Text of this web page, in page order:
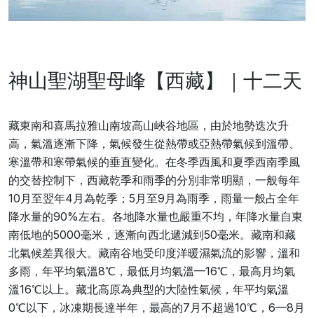
神山聖湖聖母峰【西藏】｜十二天
藏東南和喜馬拉雅山南坡高山峽谷地區，由於地勢迭次升
高，氣溫逐漸下降，氣候發生從熱帶或亞熱帶氣候到溫帶、
寒溫帶和寒帶氣候的垂直變化。在冬季西風和夏季西南季風
的交替控制下，西藏乾季和雨季的分別非常明顯，一般每年
10月至翌年4月為乾季；5月至9月為雨季，雨量一般占全年
降水量的90%左右。各地降水量也嚴重不均，年降水量自東
南低地的5000毫米，逐漸向西北遞減到50毫米。藏南和藏
北氣候差異很大。藏南谷地受印度洋暖濕氣流的影響，溫和
多雨，年平均氣溫8℃，最低月均氣溫—16℃，最高月均氣
溫16℃以上。藏北高原為典型的大陸性氣候，年平均氣溫
0℃以下，冰凍期長達半年，最高的7月不超過10℃，6—8月